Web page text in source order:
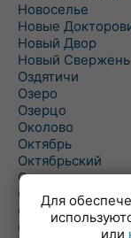
Новоселье
Новые
Новый Двор
Новый Свержень
Оздятичи
Озеро
Озерцо
Околово
Октябрь
Октябрьский
Олехновичи
Омговичи
Оношки
Осовец
Для
или